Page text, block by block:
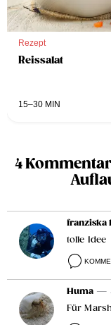
Rezept
Reissalat
15–30 MIN
4
franziska 1
tolle Idee
Huma —
Für